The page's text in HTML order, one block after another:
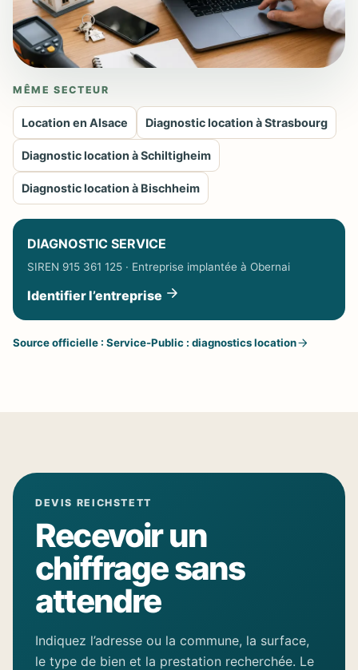
MÊME SECTEUR
Location en Alsace Diagnostic location à Strasbourg
Diagnostic location à Schiltigheim
Diagnostic location à Bischheim
DIAGNOSTIC SERVICE
SIREN 915 361 125 · Entreprise implantée à Obernai
Identifier l’entreprise
Source officielle : Service-Public : diagnostics location
DEVIS REICHSTETT
Recevoir un
chiffrage sans
attendre
Indiquez l’adresse ou la commune, la surface,
le type de bien et la prestation recherchée. Le